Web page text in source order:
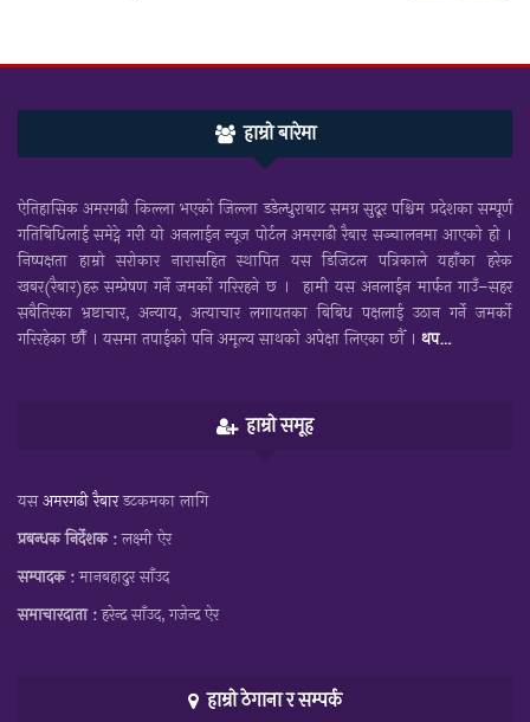
हाम्रो बारेमा
ऐतिहासिक अमरगढी किल्ला भएको जिल्ला डडेल्धुराबाट समग्र सुदूर पश्चिम प्रदेशका सम्पूर्ण
गतिबिधिलाई समेट्ने गरी यो अनलाईन न्यूज पोर्टल अमरगढी रैबार सञ्चालनमा आएको हो ।
निष्पक्षता हाम्रो सरोकार नारासहित स्थापित यस डिजिटल पत्रिकाले यहाँका हरेक
खबर(रैबार)हरु सम्प्रेषण गर्ने जमर्को गरिरहने छ । हामी यस अनलाईन मार्फत गाउँ–सहर
सबैतिरका भ्रष्टाचार, अन्याय, अत्याचार लगायतका बिबिध पक्षलाई उठान गर्ने जमर्को
गरिरहेका छौँ । यसमा तपाईकाे पनि अमूल्य साथकाे अपेक्षा लिएका छाैँ । थप…
हाम्रो समूह
यसअमरगढी रैबारडटकमका लागि
प्रबन्धक निर्देशक :लक्ष्मी ऐर
सम्पादक :मानबहादुर साँउद
समाचारदाता :हरेन्द्र साँउद, गजेन्द्र ऐर
हाम्रो ठेगाना र सम्पर्क